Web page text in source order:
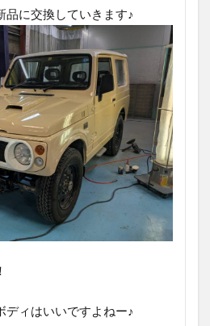
品に交換していきます♪
ディはいいですよねー♪